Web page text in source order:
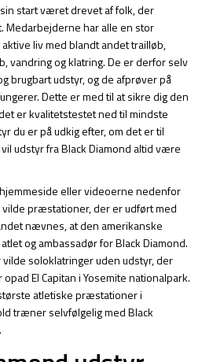
start været drevet af folk, der
har alle en stor
liv med blandt andet trailløb,
vandring og klatring. De er derfor selv
brugbart udstyr, og de afprøver på
Dette er med til at sikre dig den
er kvalitetstestet ned til mindste
du er på udkig efter, om det er til
udstyr fra Black Diamond altid være
eller videoerne nedenfor
præstationer, der er udført med
nævnes, at den amerikanske
og ambassadør for Black Diamond.
soloklatringer uden udstyr, der
El Capitan i Yosemite nationalpark.
atletiske præstationer i
træner selvfølgelig med Black